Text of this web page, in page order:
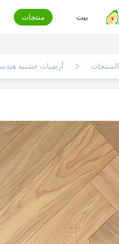
بيت منتجات
المنتجات أرضيات خشبية